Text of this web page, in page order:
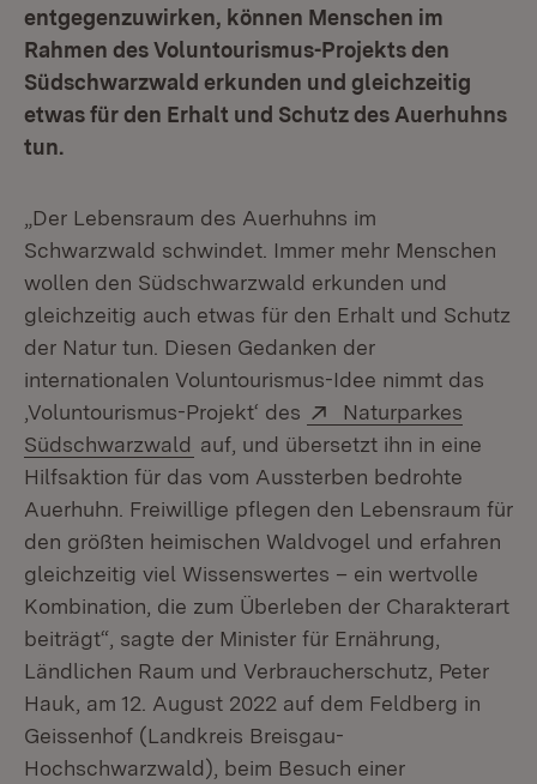
entgegenzuwirken, können Menschen im
Rahmen des Voluntourismus-Projekts den
Südschwarzwald erkunden und gleichzeitig
etwas für den Erhalt und Schutz des Auerhuhns
tun.
„Der Lebensraum des Auerhuhns im
Schwarzwald schwindet. Immer mehr Menschen
wollen den Südschwarzwald erkunden und
gleichzeitig auch etwas für den Erhalt und Schutz
der Natur tun. Diesen Gedanken der
internationalen Voluntourismus-Idee nimmt das
‚Voluntourismus-Projekt‘ des
Extern:
Naturparkes
Südschwarzwald (Öffnet in neuem Fenster)
auf, und übersetzt ihn in eine
Hilfsaktion für das vom Aussterben bedrohte
Auerhuhn. Freiwillige pflegen den Lebensraum für
den größten heimischen Waldvogel und erfahren
gleichzeitig viel Wissenswertes – ein wertvolle
Kombination, die zum Überleben der Charakterart
beiträgt“, sagte der Minister für Ernährung,
Ländlichen Raum und Verbraucherschutz, Peter
Hauk, am 12. August 2022 auf dem Feldberg in
Geissenhof (Landkreis Breisgau-
Hochschwarzwald), beim Besuch einer